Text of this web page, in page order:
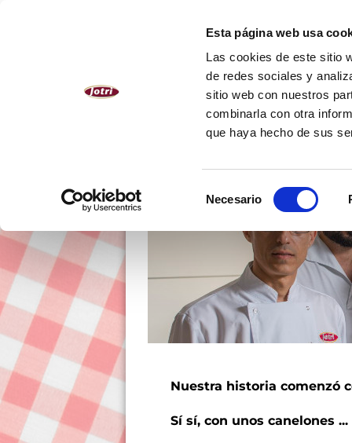
Esta página web usa
Las cookies de este sitio
de redes sociales y
sitio web con nuestros
combinarla con otra
que haya hecho de sus
Necesario
NOSOTROS PRODUCTOS
Nuestra historia comenzó
Sí sí, con unos canelones ...